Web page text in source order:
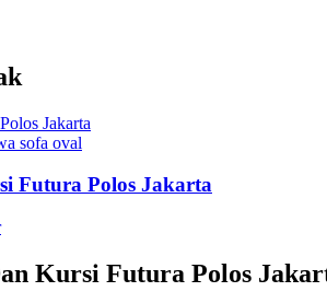
sofa oval
Futura Polos Jakarta
Kursi Futura Polos